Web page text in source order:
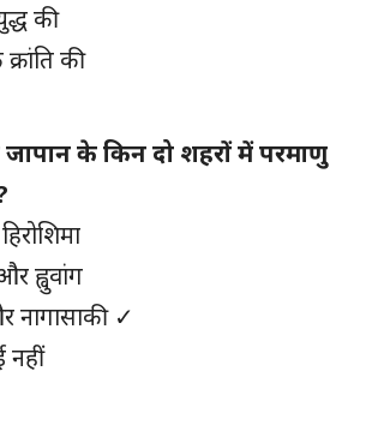
की
की
के किन दो शहरों में परमाणु
ह्वुवांग
नागासाकी ✓
नहीं